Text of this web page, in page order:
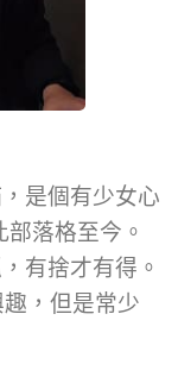
是個有少女心
落格至今。
有捨才有得。
，但是常少